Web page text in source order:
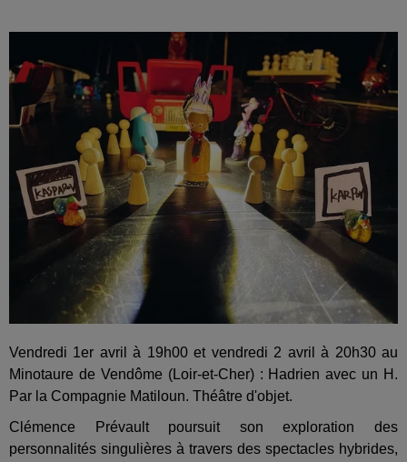
Vendredi 1er avril à 19h00 et vendredi 2 avril à 20h30 au
Minotaure de Vendôme (Loir-et-Cher) : Hadrien avec un H.
Par la Compagnie Matiloun. Théâtre d'objet.
Clémence Prévault poursuit son exploration des
personnalités singulières à travers des spectacles hybrides,